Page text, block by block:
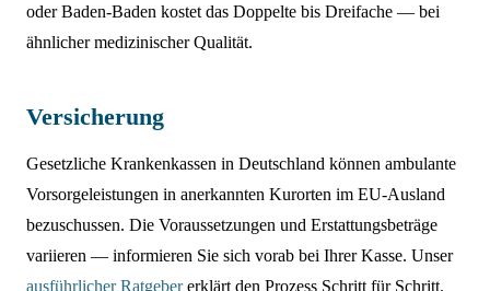
oder Baden-Baden kostet das Doppelte bis Dreifache — bei
ähnlicher medizinischer Qualität.
Versicherung
Gesetzliche Krankenkassen in Deutschland können ambulante
Vorsorgeleistungen in anerkannten Kurorten im EU-Ausland
bezuschussen. Die Voraussetzungen und Erstattungsbeträge
variieren — informieren Sie sich vorab bei Ihrer Kasse. Unser
ausführlicher Ratgebererklärt den Prozess Schritt für Schritt.